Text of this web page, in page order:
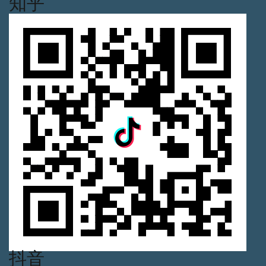
知乎
抖音